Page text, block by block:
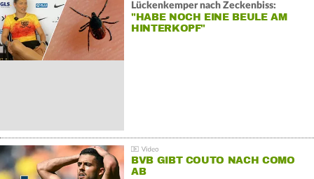
Lückenkemper nach Zeckenbiss:
"HABE NOCH EINE BEULE AM
HINTERKOPF"
BVB GIBT COUTO NACH COMO
AB